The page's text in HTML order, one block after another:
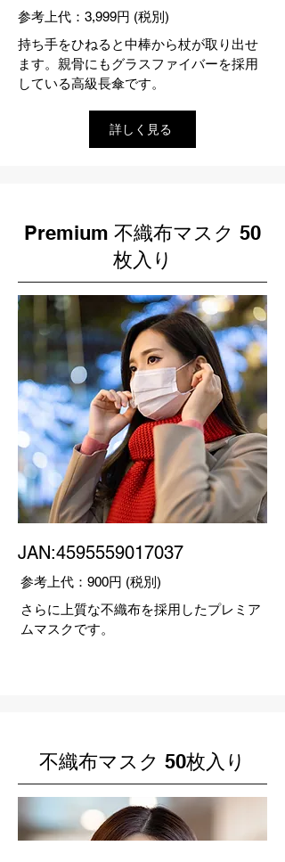
参考上代：3,999円 (税別)
持ち手をひねると中棒から杖が取り出せ
ます。親骨にもグラスファイバーを採用
している高級長傘です。
詳しく見る
Premium 不織布マスク 50
枚入り
JAN:4595559017037
参考上代：900円 (税別)
さらに上質な不織布を採用したプレミア
ムマスクです。
不織布マスク 50枚入り